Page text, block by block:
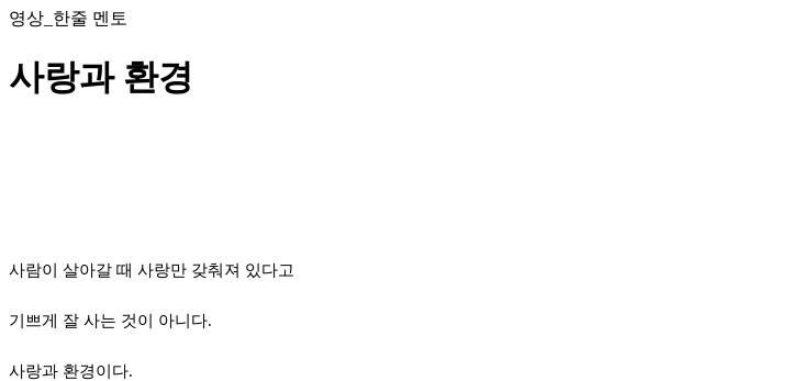
영상_한줄 멘토
사랑과 환경
사람이 살아갈 때 사랑만 갖춰져 있다고
기쁘게 잘 사는 것이 아니다.
사랑과 환경이다.